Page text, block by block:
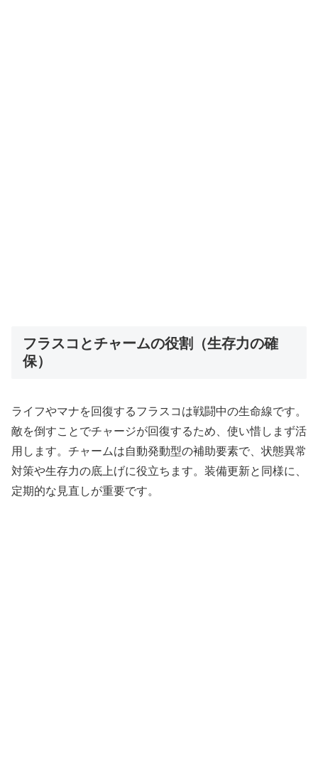
フラスコとチャームの役割（生存力の確
保）
ライフやマナを回復するフラスコは戦闘中の生命線です。
敵を倒すことでチャージが回復するため、使い惜しまず活
用します。チャームは自動発動型の補助要素で、状態異常
対策や生存力の底上げに役立ちます。装備更新と同様に、
定期的な見直しが重要です。